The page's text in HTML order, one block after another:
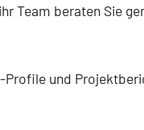
Team beraten Sie
und